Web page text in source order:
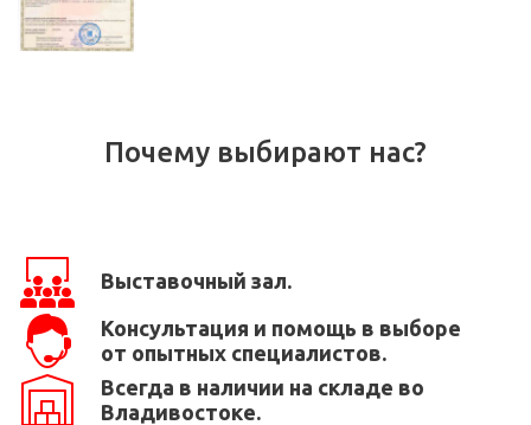
Почему выбирают нас?
Выставочный зал.
Консультация и помощь в выборе
от опытных специалистов.
Всегда в наличии на складе во
Владивостоке.